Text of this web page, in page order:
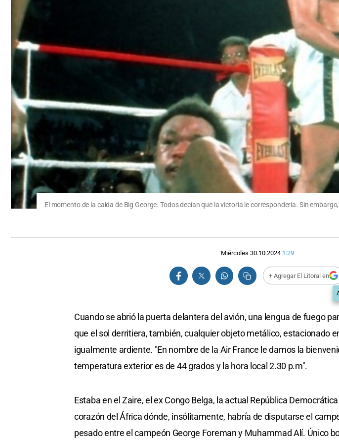
El momento de la caida de Big George. Todos decían que la victoria le correspondería. Sin
Miércoles 30.10.2024 1:29
+ Agregar El Litoral en
Cuando se abrió la puerta delantera del avión, una lengua de fuego
que el sol derritiera, también, cualquier objeto metálico, estacionado
igualmente ardiente. "En nombre de la Air France le damos la
temperatura exterior es de 44 grados y la hora local 2.30 p.m".
Estaba en el Zaire, el ex Congo Belga, la actual República
corazón del África dónde, insólitamente, habría de disputarse el
pesado entre el campeón George Foreman y Muhammad Alí. Único